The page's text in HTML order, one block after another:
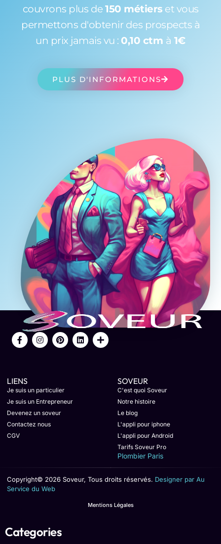
couvrons plus de 150 métiers et vous
permettons d'obtenir des prospects à
un prix jamais vu : 0,10 ctm à 1€
PLUS D'INFORMATIONS
LIENS
Je suis un particulier
Je suis un Entrepreneur
Devenez un soveur
Contactez nous
CGV
SOVEUR
C'est quoi Soveur
Notre histoire
Le blog
L'appli pour iphone
L'appli pour Android
Tarifs Soveur Pro
Plombier Paris
Copyright© 2026 Soveur, Tous droits réservés. Designer par Au
Service du Web
Mentions Légales
Categories